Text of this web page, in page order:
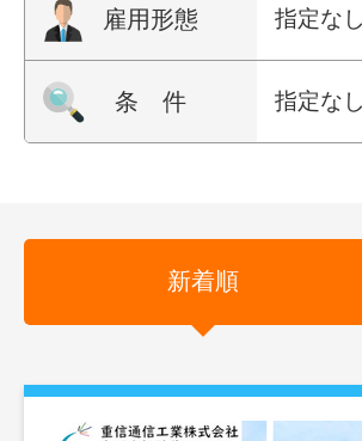
雇用形態 指定なし
条 件 指定なし
新着順